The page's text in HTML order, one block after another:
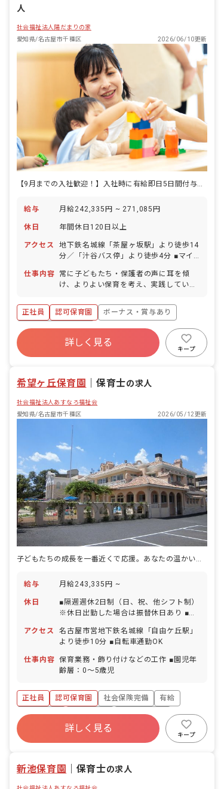
人
社会福祉法人陽だまりの家
愛知県/名古屋市千種区
2026/06/10更新
【9月までの入社歓迎！】入社時に有給即日5日間付与！2024年4月リニューアルオープン！
給与 月給242,335円 ~ 271,085円
休日 年間休日120日以上
アクセス
地下鉄名城線「茶屋ヶ坂駅」より徒歩14
分／「汁谷バス停」より徒歩4分 ■マイ
あり（駐車場を利用の場合、自己負担あ
り） ・園の近くには大型スーパーがあ
地です。 ・公園もや堤防も近く、自然に
恵まれた環境です。
仕事内容
常に子どもたち・保護者の声に耳を傾
け、よりよい保育を考え、実践していく
して、クラス運営全般を担当します。 ・
保育・指導計画の立案 ・保育環境の整備
・家庭との連携など
正社員 認可保育園
ボーナス・賞与あり
年間休日120日以上
寮・住宅・家賃補助あり
社会保険完備
残業少なめ
詳しく見る
キープ
希望ヶ丘保育園 ｜保育士の求人
社会福祉法人あすなろ福祉会
愛知県/名古屋市千種区
2026/05/12更新
給与 月給243,335円 ~
休日
■隔週週休2日制（日、祝、他シフト制）
※休日出勤した場合は振替休日あり ■有
上の連休取得も可能） ■年末年始休暇 ■
産前産後・育児休暇（復帰率100％）
アクセス
名古屋市営地下鉄名城線「自由ケ丘駅」
より徒歩10分 ■自転車通勤OK
仕事内容 保育業務・飾り付けなどの工作 ■園児年
齢層：0～5歳児
正社員 認可保育園 社会保険完備
有給
退職金制度
残業少なめ
昇給昇進あり
産休育休制度
社会福祉法人 未経験歓迎
詳しく見る
キープ
新池保育園 保育士の求人